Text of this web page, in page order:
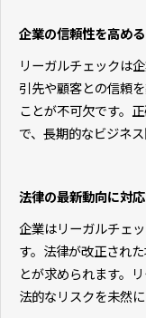
企業の信頼性を高め
リーガルチェックは
引先や顧客との信頼
ことが不可欠です。
で、長期的なビジネ
法律の最新動向に対
企業はリーガルチェ
す。法律が改正され
とが求められます。
法的なリスクを未然